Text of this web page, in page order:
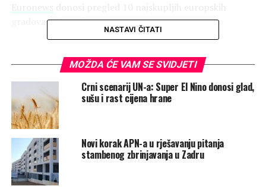
donosi pregled 10 najskupljih europskih
gradova za kupnju stana.
10. Stockholm: prosječna cijena
8.380 €/m²
Glavni grad Švedske otvara top 10 ljestvicu i bilježi jedan
od najsnažnijih oporavaka
Smješten na 14 otoka, na spoju jezera Mälaren i
Baltičkog mora, Stockholm spaja visok životni standard s
jednim od najograničenijih stambenih tržišta u Europi.
NASTAVI ČITATI
MOŽDA ĆE VAM SE SVIDJETI
Crni scenarij UN-a: Super El Nino donosi glad,
sušu i rast cijena hrane
Novi korak APN-a u rješavanju pitanja
stambenog zbrinjavanja u Zadru